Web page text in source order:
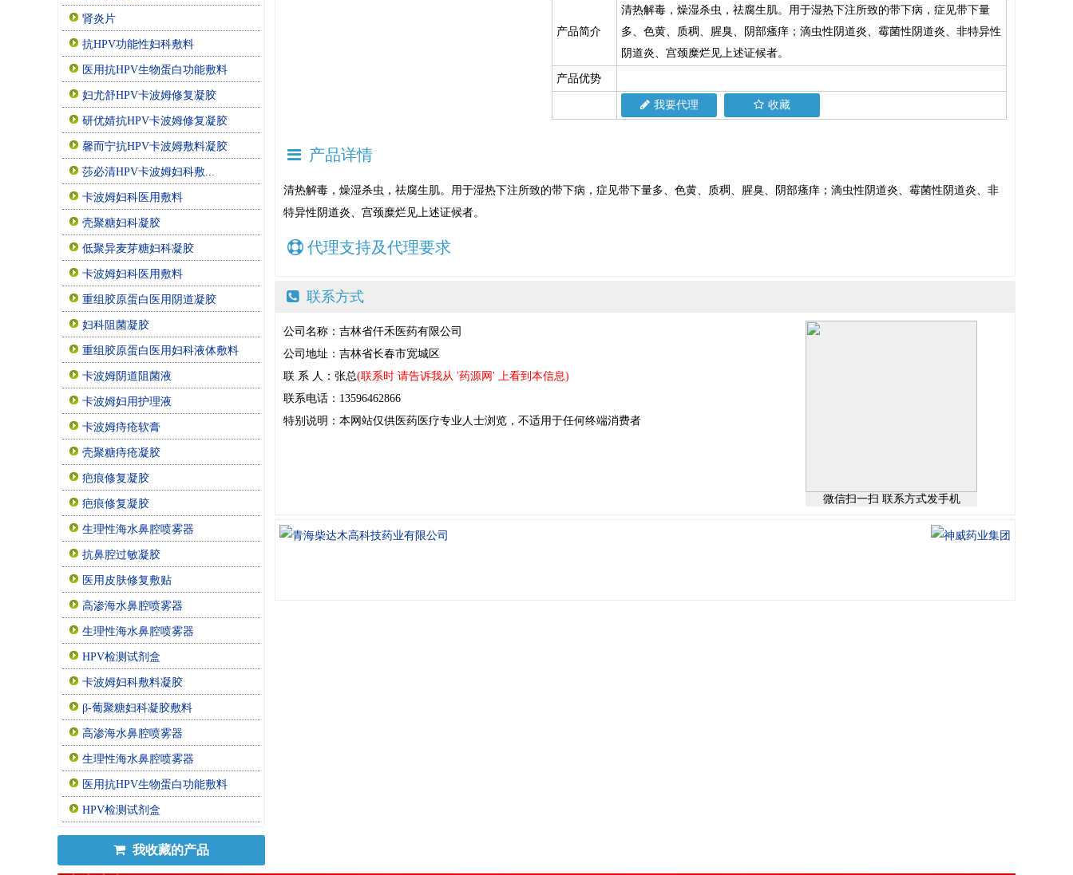
肾炎片
抗HPV功能性妇科敷料
医用抗HPV生物蛋白功能敷料
妇尤舒HPV卡波姆修复凝胶
研优婧抗HPV卡波姆修复凝胶
馨而宁抗HPV卡波姆敷料凝胶
莎必清HPV卡波姆妇科敷...
卡波姆妇科医用敷料
壳聚糖妇科凝胶
低聚异麦芽糖妇科凝胶
卡波姆妇科医用敷料
重组胶原蛋白医用阴道凝胶
妇科阻菌凝胶
重组胶原蛋白医用妇科液体敷料
卡波姆阴道阻菌液
卡波姆妇用护理液
卡波姆痔疮软膏
壳聚糖痔疮凝胶
疤痕修复凝胶
疤痕修复凝胶
生理性海水鼻腔喷雾器
抗鼻腔过敏凝胶
医用皮肤修复敷贴
高渗海水鼻腔喷雾器
生理性海水鼻腔喷雾器
HPV检测试剂盒
卡波姆妇科敷料凝胶
β-葡聚糖妇科凝胶敷料
高渗海水鼻腔喷雾器
生理性海水鼻腔喷雾器
医用抗HPV生物蛋白功能敷料
HPV检测试剂盒
我收藏的产品
产品简介
清热解毒，燥湿杀虫，祛腐生肌。用于湿热下注所致的带下病，症见带下量
多、色黄、质稠、腥臭、阴部瘙痒；滴虫性阴道炎、霉菌性阴道炎、非特异性
阴道炎、宫颈糜烂见上述证候者。
产品优势
我要代理 收藏
产品详情
清热解毒，燥湿杀虫，祛腐生肌。用于湿热下注所致的带下病，症见带下量多、色黄、质稠、腥臭、阴部瘙痒；滴虫性阴道炎、霉菌性阴道炎、非
特异性阴道炎、宫颈糜烂见上述证候者。
代理支持及代理要求
联系方式
公司名称：吉林省仟禾医药有限公司
公司地址：吉林省长春市宽城区
联 系 人：张总(联系时 请告诉我从 '药源网' 上看到本信息)
联系电话：13596462866
特别说明：本网站仅供医药医疗专业人士浏览，不适用于任何终端消费者
微信扫一扫 联系方式发手机